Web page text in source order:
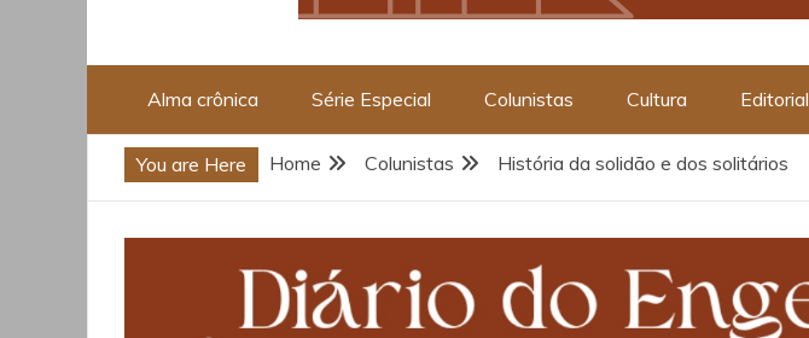
Opinião, Cultura e Piracicabanismos
Alma crônica Série Especial Colunistas Cultura Editorial
You are Here Home Colunistas História da solidão e dos solitários